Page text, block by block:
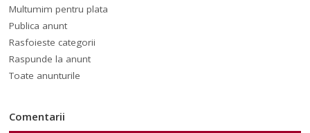
Multumim pentru plata
Publica anunt
Rasfoieste categorii
Raspunde la anunt
Toate anunturile
Comentarii